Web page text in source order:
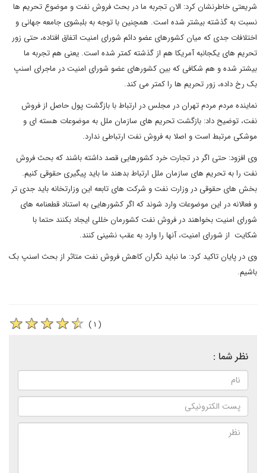
شریعتی خاطرنشان کرد: الان تجربه ما در بحث فروش نفت و موضوع تحریم ها
نسبت به گذشته بیشتر شده است. همچنین با توجه به بلبشوی جامعه جهانی و
اختلافات جدی که میان کشورهای عضو دائم شورای امنیت اتفاق افتاده، حتی زور
تحریم های یکجانبه آمریکا هم از گذشته کمتر شده است. یعنی هم تجربه ما
بیشتر شده و هم شکافی که بین کشورهای عضو شورای امنیت در ماجرای اسنپ
بک رخ داده، زور تحریم ها را کمتر می کند.
نماینده مردم مردم تهران در مجلس در ارتباط با بازگشت پول حاصل از فروش
نفت، توضیح داد: بازگشت تحریم های سازمان ملل به موضوعات هسته ای و
موشکی مرتبط است و اصلا به فروش نفت ارتباطی ندارد.
وی افزود: حتی اگر در تجارت خرد کشورهایی قصد داشته باشند که بحث فروش
نفت را به تحریم های سازمان ملل ارتباط بدهند ما باید پیگیری حقوقی کنیم.
بخش های حقوقی در وزارت نفت و شرکت های تابعه این وزارتخانه باید جدی تر
و فعالانه در این موضوعات وارد شوند که اگر کشورهایی به استناد قطعنامه های
شورای امنیت بخواهند در فروش نفت کشورمان خللی ایجاد بکنند حتما با
شکایت از شورای امنیت، آنها را وارد به عقب نشینی کنند.
وی در پایان تاکید کرد: ما نباید نگران کاهش فروش نفت متاثر از بحث اسنپ بک
باشیم.
( ۱ )
نظر شما :